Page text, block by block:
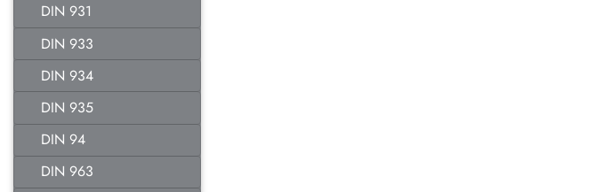
DIN 931
DIN 933
DIN 934
DIN 935
DIN 94
DIN 963